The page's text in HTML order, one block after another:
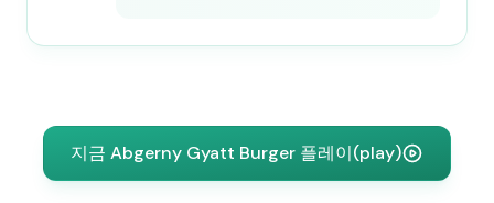
지금 Abgerny Gyatt Burger 플레이(play)